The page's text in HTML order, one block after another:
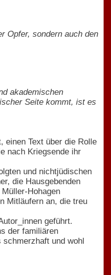
Opfer, sondern auch den
akademischen
Seite kommt, ist es
einen Text über die Rolle
nach Kriegsende ihr
und nichtjüdischen
die Hausgebenden
Hohagen
Mitläufern an, die treu
geführt.
der familiären
und wohl